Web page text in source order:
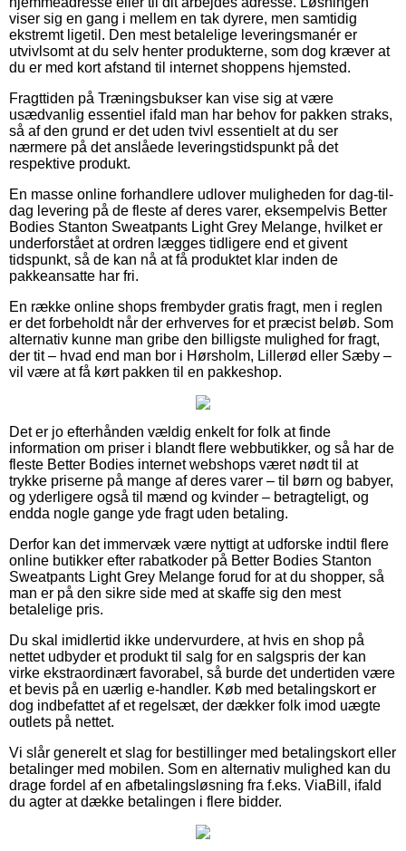
viser sig en gang i mellem en tak dyrere, men samtidig
ekstremt ligetil. Den mest betalelige leveringsmanér er
utvivlsomt at du selv henter produkterne, som dog kræver at
du er med kort afstand til internet shoppens hjemsted.
Fragttiden på Træningsbukser kan vise sig at være
usædvanlig essentiel ifald man har behov for pakken straks,
så af den grund er det uden tvivl essentielt at du ser
nærmere på det anslåede leveringstidspunkt på det
respektive produkt.
En masse online forhandlere udlover muligheden for dag-til-
dag levering på de fleste af deres varer, eksempelvis Better
Bodies Stanton Sweatpants Light Grey Melange, hvilket er
underforstået at ordren lægges tidligere end et givent
tidspunkt, så de kan nå at få produktet klar inden de
pakkeansatte har fri.
En række online shops frembyder gratis fragt, men i reglen
er det forbeholdt når der erhverves for et præcist beløb. Som
alternativ kunne man gribe den billigste mulighed for fragt,
der tit – hvad end man bor i Hørsholm, Lillerød eller Sæby –
vil være at få kørt pakken til en pakkeshop.
Det er jo efterhånden vældig enkelt for folk at finde
information om priser i blandt flere webbutikker, og så har de
fleste Better Bodies internet webshops været nødt til at
trykke priserne på mange af deres varer – til børn og babyer,
og yderligere også til mænd og kvinder – betragteligt, og
endda nogle gange yde fragt uden betaling.
Derfor kan det immervæk være nyttigt at udforske indtil flere
online butikker efter rabatkoder på Better Bodies Stanton
Sweatpants Light Grey Melange forud for at du shopper, så
man er på den sikre side med at skaffe sig den mest
betalelige pris.
Du skal imidlertid ikke undervurdere, at hvis en shop på
nettet udbyder et produkt til salg for en salgspris der kan
virke ekstraordinært favorabel, så burde det undertiden være
et bevis på en uærlig e-handler. Køb med betalingskort er
dog indbefattet af et regelsæt, der dækker folk imod uægte
outlets på nettet.
Vi slår generelt et slag for bestillinger med betalingskort eller
betalinger med mobilen. Som en alternativ mulighed kan du
drage fordel af en afbetalingsløsning fra f.eks. ViaBill, ifald
du agter at dække betalingen i flere bidder.